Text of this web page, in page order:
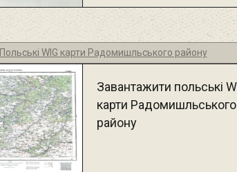
Польські WIG карти Радомишльського району
Завантажити польські
карти Радомишльського
району